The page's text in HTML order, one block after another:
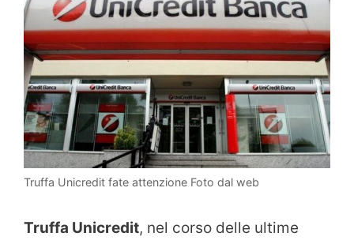
Truffa Unicredit fate attenzione Foto dal web
Truffa Unicredit, nel corso delle ultime